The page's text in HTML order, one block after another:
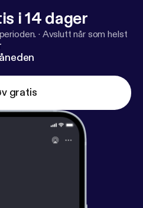
i 14 dager
· Avslutt når som helst
gratis